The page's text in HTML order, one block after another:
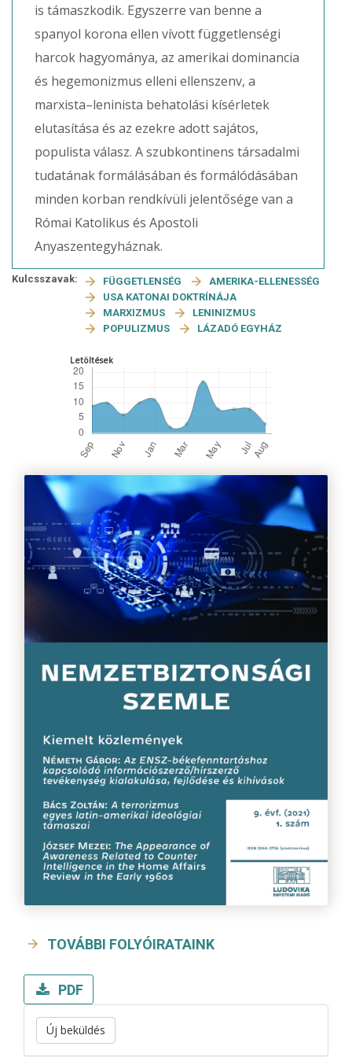
is támaszkodik. Egyszerre van benne a
spanyol korona ellen vívott függetlenségi
harcok hagyománya, az amerikai dominancia
és hegemonizmus elleni ellenszenv, a
marxista–leninista behatolási kísérletek
elutasítása és az ezekre adott sajátos,
populista válasz. A szubkontinens társadalmi
tudatának formálásában és formálódásában
minden korban rendkívüli jelentősége van a
Római Katolikus és Apostoli
Anyaszentegyháznak.
Kulcsszavak: FÜGGETLENSÉG
AMERIKA-ELLENESSÉG
USA KATONAI DOKTRÍNÁJA
MARXIZMUS
LENINIZMUS
POPULIZMUS
LÁZADÓ EGYHÁZ
Letöltések
TOVÁBBI FOLYÓIRATAINK
PDF
Új beküldés